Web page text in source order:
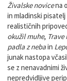
Živalske novicena
in mladinski
realističnih
okužil muhe, Trave
padla z nebain
junak nastopa
se z nenavadnimi
nepredvidljive